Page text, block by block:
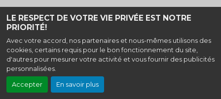
LE RESPECT DE VOTRE VIE PRIVÉE EST NOTRE
PRIORITÉ!
Avec votre accord, nos partenaires et nous-mêmes utilisons des
cookies, certains requis pour le bon fonctionnement du site,
d'autres pour mesurer votre activité et vous fournir des publicités
personnalisées.
Accepter En savoir plus